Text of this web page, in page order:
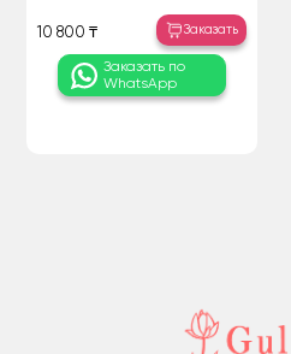
10 800 ₸ Заказать
Заказать по
WhatsApp